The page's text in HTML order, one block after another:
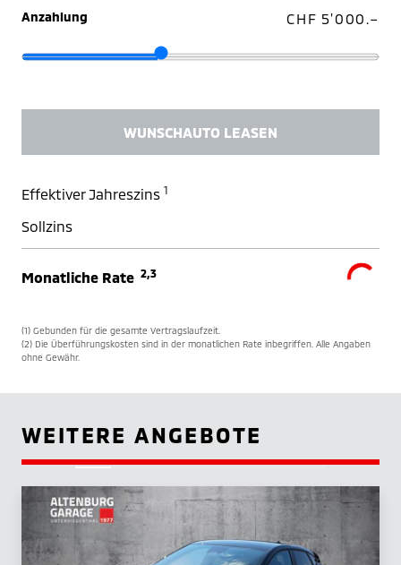
Anzahlung CHF 5'000.–
WUNSCHAUTO LEASEN
Effektiver Jahreszins 1
Sollzins
Monatliche Rate 2,3
(1) Gebunden für die gesamte Vertragslaufzeit.
(2) Die Überführungskosten sind in der monatlichen Rate inbegriffen. Alle Angaben
ohne Gewähr.
WEITERE ANGEBOTE